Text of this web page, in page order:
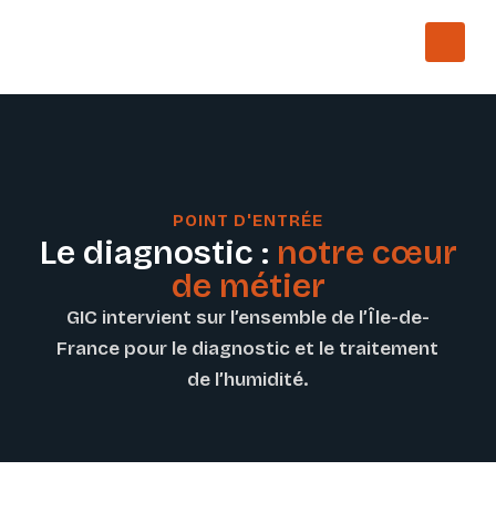
POINT D'ENTRÉE
Le diagnostic : notre cœur
de métier
GIC intervient sur l’ensemble de l’Île-de-
France pour le diagnostic et le traitement
de l’humidité.